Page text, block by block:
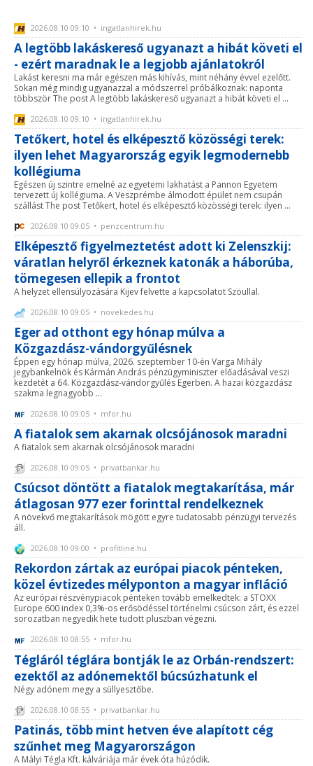
2026.08.10 09:10 • ingatlanhirek.hu
A legtöbb lakáskereső ugyanazt a hibát követi el
- ezért maradnak le a legjobb ajánlatokról
Lakást keresni ma már egészen más kihívás, mint néhány évvel ezelőtt.
Sokan még mindig ugyanazzal a módszerrel próbálkoznak: naponta
többször The post A legtöbb lakáskereső ugyanazt a hibát követi el ...
2026.08.10 09:10 • ingatlanhirek.hu
Tetőkert, hotel és elképesztő közösségi terek:
ilyen lehet Magyarország egyik legmodernebb
kollégiuma
Egészen új szintre emelné az egyetemi lakhatást a Pannon Egyetem
tervezett új kollégiuma. A Veszprémbe álmodott épület nem csupán
szállást The post Tetőkert, hotel és elképesztő közösségi terek: ilyen ...
2026.08.10 09:05 • penzcentrum.hu
Elképesztő figyelmeztetést adott ki Zelenszkij:
váratlan helyről érkeznek katonák a háborúba,
tömegesen ellepik a frontot
A helyzet ellensúlyozására Kijev felvette a kapcsolatot Szöullal.
2026.08.10 09:05 • novekedes.hu
Eger ad otthont egy hónap múlva a
Közgazdász-vándorgyűlésnek
Éppen egy hónap múlva, 2026. szeptember 10-én Varga Mihály
jegybankelnök és Kármán András pénzügyminiszter előadásával veszi
kezdetét a 64. Közgazdász-vándorgyűlés Egerben. A hazai közgazdász
szakma legnagyobb ...
2026.08.10 09:05 • mfor.hu
A fiatalok sem akarnak olcsójánosok maradni
A fiatalok sem akarnak olcsójánosok maradni
2026.08.10 09:05 • privatbankar.hu
Csúcsot döntött a fiatalok megtakarítása, már
átlagosan 977 ezer forinttal rendelkeznek
A növekvő megtakarítások mögött egyre tudatosabb pénzügyi tervezés
áll.
2026.08.10 09:00 • profitline.hu
Rekordon zártak az európai piacok pénteken,
közel évtizedes mélyponton a magyar infláció
Az európai részvénypiacok pénteken tovább emelkedtek: a STOXX
Europe 600 index 0,3%-os erősödéssel történelmi csúcson zárt, és ezzel
sorozatban negyedik hete tudott pluszban végezni.
2026.08.10 08:55 • mfor.hu
Tégláról téglára bontják le az Orbán-rendszert:
ezektől az adónemektől búcsúzhatunk el
Négy adónem megy a süllyesztőbe.
2026.08.10 08:55 • privatbankar.hu
Patinás, több mint hetven éve alapított cég
szűnhet meg Magyarországon
A Mályi Tégla Kft. kálváriája már évek óta húzódik.